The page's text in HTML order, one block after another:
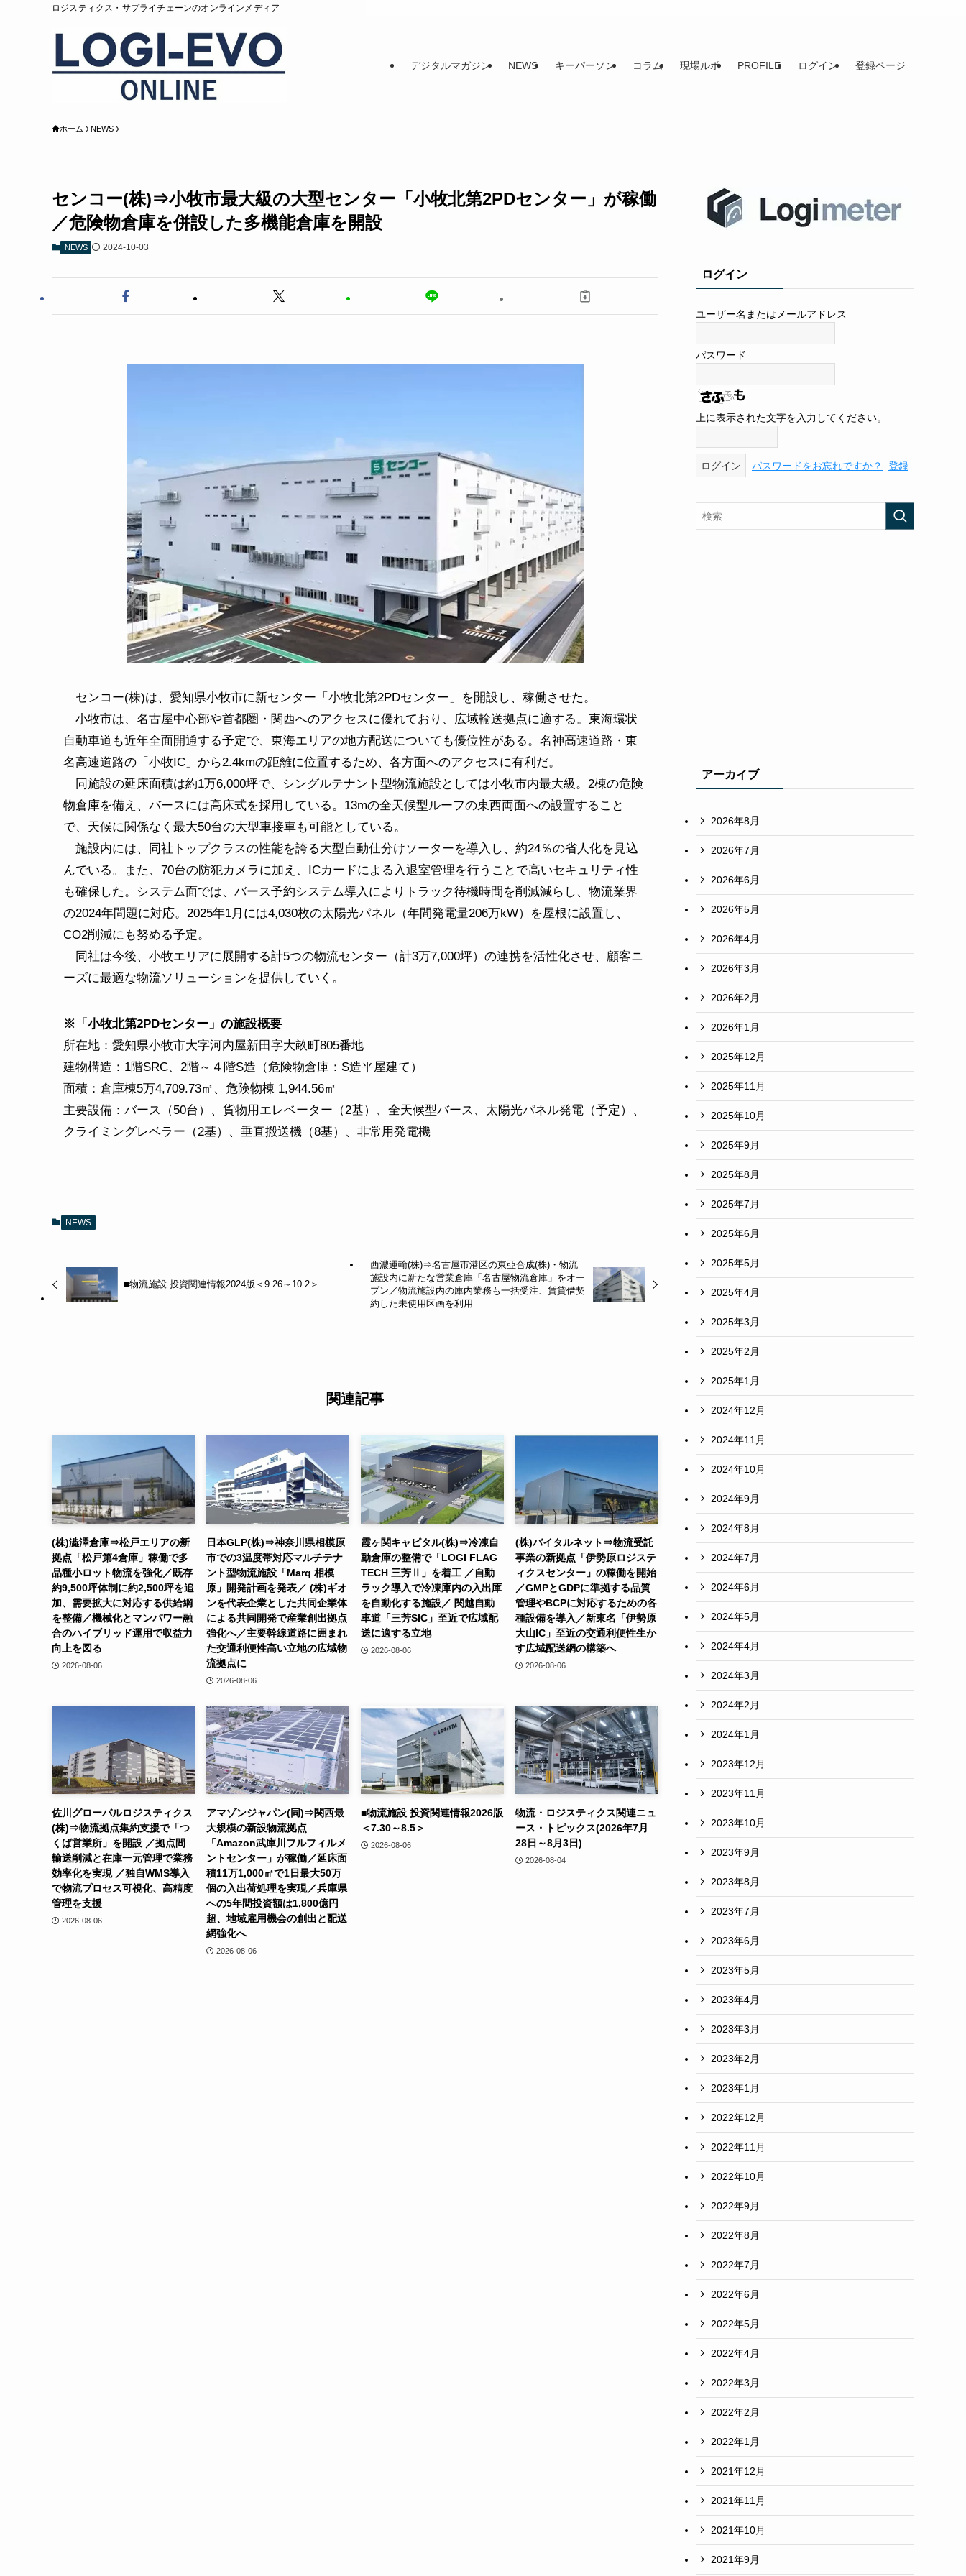
ロジスティクス・サプライチェーンのオンラインメディア
デジタルマガジン NEWS キーパーソン コラム 現場ルポ PROFILE ログイン 登録ページ
ホーム NEWS
センコー(株)⇒小牧市最大級の大型センター「小牧北第2PDセンター」が稼働
／危険物倉庫を併設した多機能倉庫を開設
NEWS 2024-10-03
センコー(株)は、愛知県小牧市に新センター「小牧北第2PDセンター」を開設し、稼働させた。
小牧市は、名古屋中心部や首都圏・関西へのアクセスに優れており、広域輸送拠点に適する。東海環状
自動車道も近年全面開通する予定で、東海エリアの地方配送についても優位性がある。名神高速道路・東
名高速道路の「小牧IC」から2.4kmの距離に位置するため、各方面へのアクセスに有利だ。
同施設の延床面積は約1万6,000坪で、シングルテナント型物流施設としては小牧市内最大級。2棟の危険
物倉庫を備え、バースには高床式を採用している。13mの全天候型ルーフの東西両面への設置すること
で、天候に関係なく最大50台の大型車接車も可能としている。
施設内には、同社トップクラスの性能を誇る大型自動仕分けソーターを導入し、約24％の省人化を見込
んでいる。また、70台の防犯カメラに加え、ICカードによる入退室管理を行うことで高いセキュリティ性
も確保した。システム面では、バース予約システム導入によりトラック待機時間を削減減らし、物流業界
の2024年問題に対応。2025年1月には4,030枚の太陽光パネル（年間発電量206万kW）を屋根に設置し、
CO2削減にも努める予定。
同社は今後、小牧エリアに展開する計5つの物流センター（計3万7,000坪）の連携を活性化させ、顧客ニ
ーズに最適な物流ソリューションを提供していく。
※「小牧北第2PDセンター」の施設概要
所在地：愛知県小牧市大字河内屋新田字大畝町805番地
建物構造：1階SRC、2階～４階S造（危険物倉庫：S造平屋建て）
面積：倉庫棟5万4,709.73㎡、危険物棟 1,944.56㎡
主要設備：バース（50台）、貨物用エレベーター（2基）、全天候型バース、太陽光パネル発電（予定）、
クライミングレベラー（2基）、垂直搬送機（8基）、非常用発電機
NEWS
■物流施設 投資関連情報2024版＜9.26～10.2＞
西濃運輸(株)⇒名古屋市港区の東亞合成(株)・物流
施設内に新たな営業倉庫「名古屋物流倉庫」をオー
プン／物流施設内の庫内業務も一括受注、賃貸借契
約した未使用区画を利用
関連記事
(株)澁澤倉庫⇒松戸エリアの新
拠点「松戸第4倉庫」稼働で多
品種小ロット物流を強化／既存
約9,500坪体制に約2,500坪を追
加、需要拡大に対応する供給網
を整備／機械化とマンパワー融
合のハイブリッド運用で収益力
向上を図る
2026-08-06
日本GLP(株)⇒神奈川県相模原
市での3温度帯対応マルチテナ
ント型物流施設「Marq 相模
原」開発計画を発表／ (株)ギオ
ンを代表企業とした共同企業体
による共同開発で産業創出拠点
強化へ／主要幹線道路に囲まれ
た交通利便性高い立地の広域物
流拠点に
2026-08-06
霞ヶ関キャピタル(株)⇒冷凍自
動倉庫の整備で「LOGI FLAG
TECH 三芳Ⅱ」を着工 ／自動
ラック導入で冷凍庫内の入出庫
を自動化する施設／ 関越自動
車道「三芳SIC」至近で広域配
送に適する立地
2026-08-06
(株)バイタルネット⇒物流受託
事業の新拠点「伊勢原ロジステ
ィクスセンター」の稼働を開始
／GMPとGDPに準拠する品質
管理やBCPに対応するための各
種設備を導入／新東名「伊勢原
大山IC」至近の交通利便性生か
す広域配送網の構築へ
2026-08-06
佐川グローバルロジスティクス
(株)⇒物流拠点集約支援で「つ
くば営業所」を開設 ／拠点間
輸送削減と在庫一元管理で業務
効率化を実現 ／独自WMS導入
で物流プロセス可視化、高精度
管理を支援
2026-08-06
アマゾンジャパン(同)⇒関西最
大規模の新設物流拠点
「Amazon武庫川フルフィルメ
ントセンター」が稼働／延床面
積11万1,000㎡で1日最大50万
個の入出荷処理を実現／兵庫県
への5年間投資額は1,800億円
超、地域雇用機会の創出と配送
網強化へ
2026-08-06
■物流施設 投資関連情報2026版
＜7.30～8.5＞
2026-08-06
物流・ロジスティクス関連ニュ
ース・トピックス(2026年7月
28日～8月3日)
2026-08-04
ログイン
ユーザー名またはメールアドレス
パスワード
上に表示された文字を入力してください。
パスワードをお忘れですか？ 登録
アーカイブ
2026年8月
2026年7月
2026年6月
2026年5月
2026年4月
2026年3月
2026年2月
2026年1月
2025年12月
2025年11月
2025年10月
2025年9月
2025年8月
2025年7月
2025年6月
2025年5月
2025年4月
2025年3月
2025年2月
2025年1月
2024年12月
2024年11月
2024年10月
2024年9月
2024年8月
2024年7月
2024年6月
2024年5月
2024年4月
2024年3月
2024年2月
2024年1月
2023年12月
2023年11月
2023年10月
2023年9月
2023年8月
2023年7月
2023年6月
2023年5月
2023年4月
2023年3月
2023年2月
2023年1月
2022年12月
2022年11月
2022年10月
2022年9月
2022年8月
2022年7月
2022年6月
2022年5月
2022年4月
2022年3月
2022年2月
2022年1月
2021年12月
2021年11月
2021年10月
2021年9月